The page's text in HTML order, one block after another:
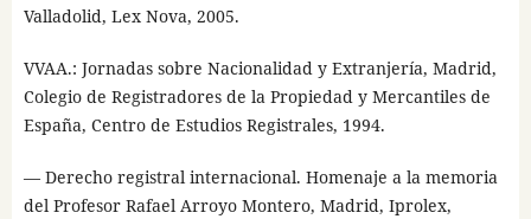
Valladolid, Lex Nova, 2005.
VVAA.: Jornadas sobre Nacionalidad y Extranjería, Madrid,
Colegio de Registradores de la Propiedad y Mercantiles de
España, Centro de Estudios Registrales, 1994.
— Derecho registral internacional. Homenaje a la memoria
del Profesor Rafael Arroyo Montero, Madrid, Iprolex,